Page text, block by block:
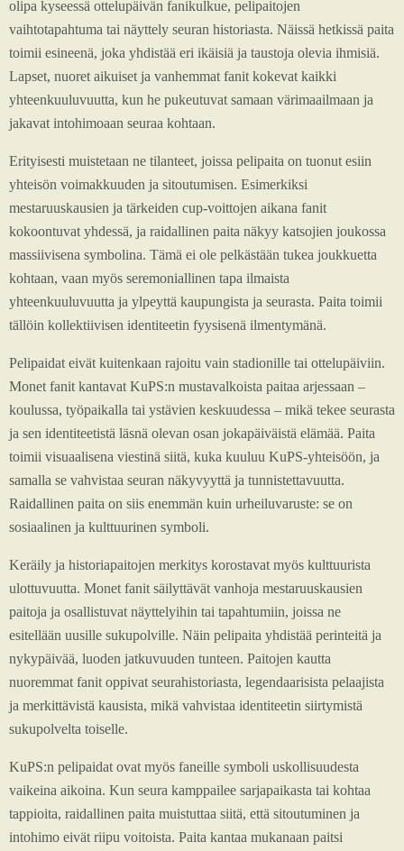
olipa kyseessä ottelupäivän fanikulkue, pelipaitojen
vaihtotapahtuma tai näyttely seuran historiasta. Näissä hetkissä paita
toimii esineenä, joka yhdistää eri ikäisiä ja taustoja olevia ihmisiä.
Lapset, nuoret aikuiset ja vanhemmat fanit kokevat kaikki
yhteenkuuluvuutta, kun he pukeutuvat samaan värimaailmaan ja
jakavat intohimoaan seuraa kohtaan.
Erityisesti muistetaan ne tilanteet, joissa pelipaita on tuonut esiin
yhteisön voimakkuuden ja sitoutumisen. Esimerkiksi
mestaruuskausien ja tärkeiden cup-voittojen aikana fanit
kokoontuvat yhdessä, ja raidallinen paita näkyy katsojien joukossa
massiivisena symbolina. Tämä ei ole pelkästään tukea joukkuetta
kohtaan, vaan myös seremoniallinen tapa ilmaista
yhteenkuuluvuutta ja ylpeyttä kaupungista ja seurasta. Paita toimii
tällöin kollektiivisen identiteetin fyysisenä ilmentymänä.
Pelipaidat eivät kuitenkaan rajoitu vain stadionille tai ottelupäiviin.
Monet fanit kantavat KuPS:n mustavalkoista paitaa arjessaan –
koulussa, työpaikalla tai ystävien keskuudessa – mikä tekee seurasta
ja sen identiteetistä läsnä olevan osan jokapäiväistä elämää. Paita
toimii visuaalisena viestinä siitä, kuka kuuluu KuPS-yhteisöön, ja
samalla se vahvistaa seuran näkyvyyttä ja tunnistettavuutta.
Raidallinen paita on siis enemmän kuin urheiluvaruste: se on
sosiaalinen ja kulttuurinen symboli.
Keräily ja historiapaitojen merkitys korostavat myös kulttuurista
ulottuvuutta. Monet fanit säilyttävät vanhoja mestaruuskausien
paitoja ja osallistuvat näyttelyihin tai tapahtumiin, joissa ne
esitellään uusille sukupolville. Näin pelipaita yhdistää perinteitä ja
nykypäivää, luoden jatkuvuuden tunteen. Paitojen kautta
nuoremmat fanit oppivat seurahistoriasta, legendaarisista pelaajista
ja merkittävistä kausista, mikä vahvistaa identiteetin siirtymistä
sukupolvelta toiselle.
KuPS:n pelipaidat ovat myös faneille symboli uskollisuudesta
vaikeina aikoina. Kun seura kamppailee sarjapaikasta tai kohtaa
tappioita, raidallinen paita muistuttaa siitä, että sitoutuminen ja
intohimo eivät riipu voitoista. Paita kantaa mukanaan paitsi